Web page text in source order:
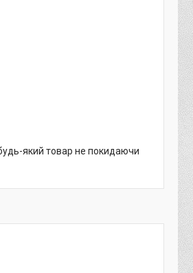
який товар не покидаючи